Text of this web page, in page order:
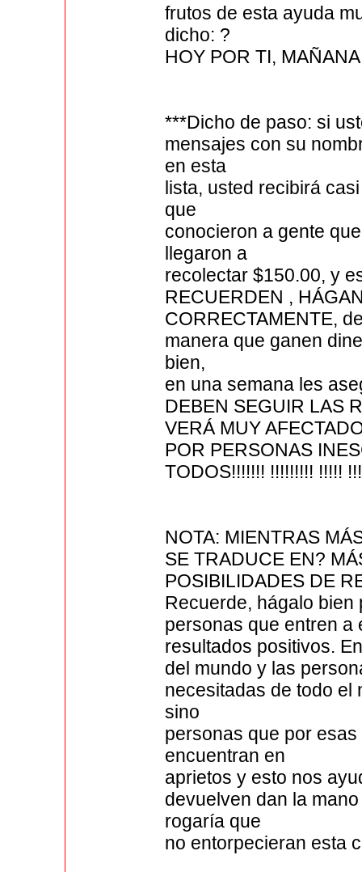
frutos de esta ayuda
dicho: ?
HOY POR TI,
***Dicho de paso: si
mensajes con su
en esta
lista, usted recibirá
que
conocieron a gente
llegaron a
recolectar $150.00, y
RECUERDEN ,
CORRECTAMENTE,
manera que ganen
bien,
en una semana les
DEBEN SEGUIR LAS
VERÁ MUY
POR PERSONAS
TODOS!!!!!!! !!!!!!!!! !!!!!
NOTA: MIENTRAS
SE TRADUCE EN?
POSIBILIDADES DE
Recuerde, hágalo
personas que entren a
resultados positivos.
del mundo y las
necesitadas de todo el
sino
personas que por
encuentran en
aprietos y esto nos
devuelven dan la
rogaría que
no entorpecieran esta